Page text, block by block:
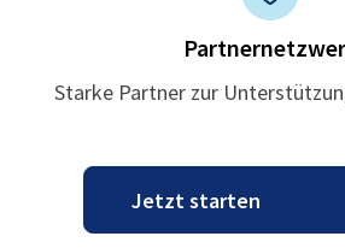
Starke Partner zur